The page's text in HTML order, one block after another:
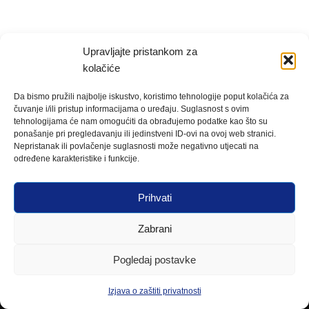
Upravljajte pristankom za
kolačiće
Da bismo pružili najbolje iskustvo, koristimo tehnologije poput kolačića za
čuvanje i/ili pristup informacijama o uređaju. Suglasnost s ovim
tehnologijama će nam omogućiti da obrađujemo podatke kao što su
ponašanje pri pregledavanju ili jedinstveni ID-ovi na ovoj web stranici.
Nepristanak ili povlačenje suglasnosti može negativno utjecati na
određene karakteristike i funkcije.
Prihvati
Zabrani
Pogledaj postavke
Izjava o zaštiti privatnosti
Neve| Powered byWordPress